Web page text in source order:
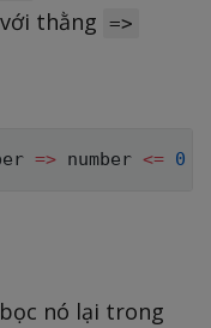
thằng =>
=> number <= 0
nó lại trong